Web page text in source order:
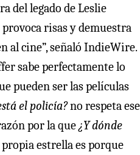
del legado de Leslie
risas y demuestra
al cine”, señaló IndieWire.
sabe perfectamente lo
pueden ser las películas
el policía?no respeta ese
por la que¿Y dónde
estrella es porque